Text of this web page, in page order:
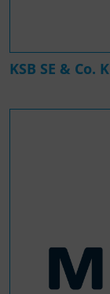
KSB SE & Co.